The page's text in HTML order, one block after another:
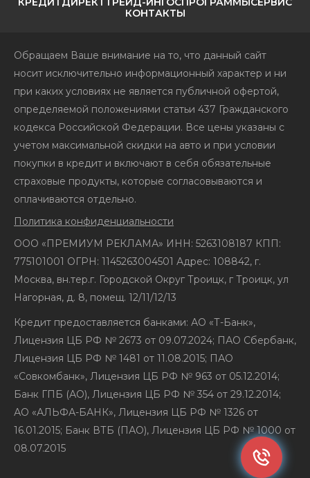
КОНТАКТЫ
Обращаем Ваше внимание на то, что данный сайт
носит исключительно информационный характер и ни
при каких условиях не является публичной офертой,
определяемой положениями статьи 437 Гражданского
кодекса Российской Федерации. Все цены указаны с
учетом максимальной скидки на авто и при условии
покупки в кредит и включают в себя обязательные
страховые продукты, которые согласовываются и
оплачиваются отдельно.
Политика конфиденциальности
ООО «ПРЕМИУМ РЕКЛАМА» ИНН: 5263108187 КПП:
775101001 ОГРН: 1145263004501 Адрес: 108842, г.
Москва, вн.тер.г. Городской Округ Троицк, г Троицк, ул
Нагорная, д. 8, помещ. 12/11/12/13
Кредит предоставляется банками: АО «Т-Банк»,
Лицензия ЦБ РФ № 2673 от 09.07.2024; ПАО Сбербанк,
Лицензия ЦБ РФ № 1481 от 11.08.2015; ПАО
«Совкомбанк», Лицензия ЦБ РФ № 963 от 05.12.2014;
Банк ГПБ (АО), Лицензия ЦБ РФ № 354 от 29.12.2014;
АО «АЛЬФА-БАНК», Лицензия ЦБ РФ № 1326 от
16.01.2015; Банк ВТБ (ПАО), Лицензия ЦБ РФ № 1000 от
08.07.2015